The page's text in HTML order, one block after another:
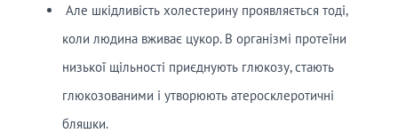
Але шкідливість холестерину проявляється тоді,
коли людина вживає цукор. В організмі протеїни
низької щільності приєднують глюкозу, стають
глюкозованими і утворюють атеросклеротичні
бляшки.